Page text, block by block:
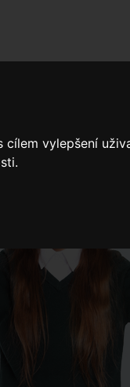
vylepšení
Spádové